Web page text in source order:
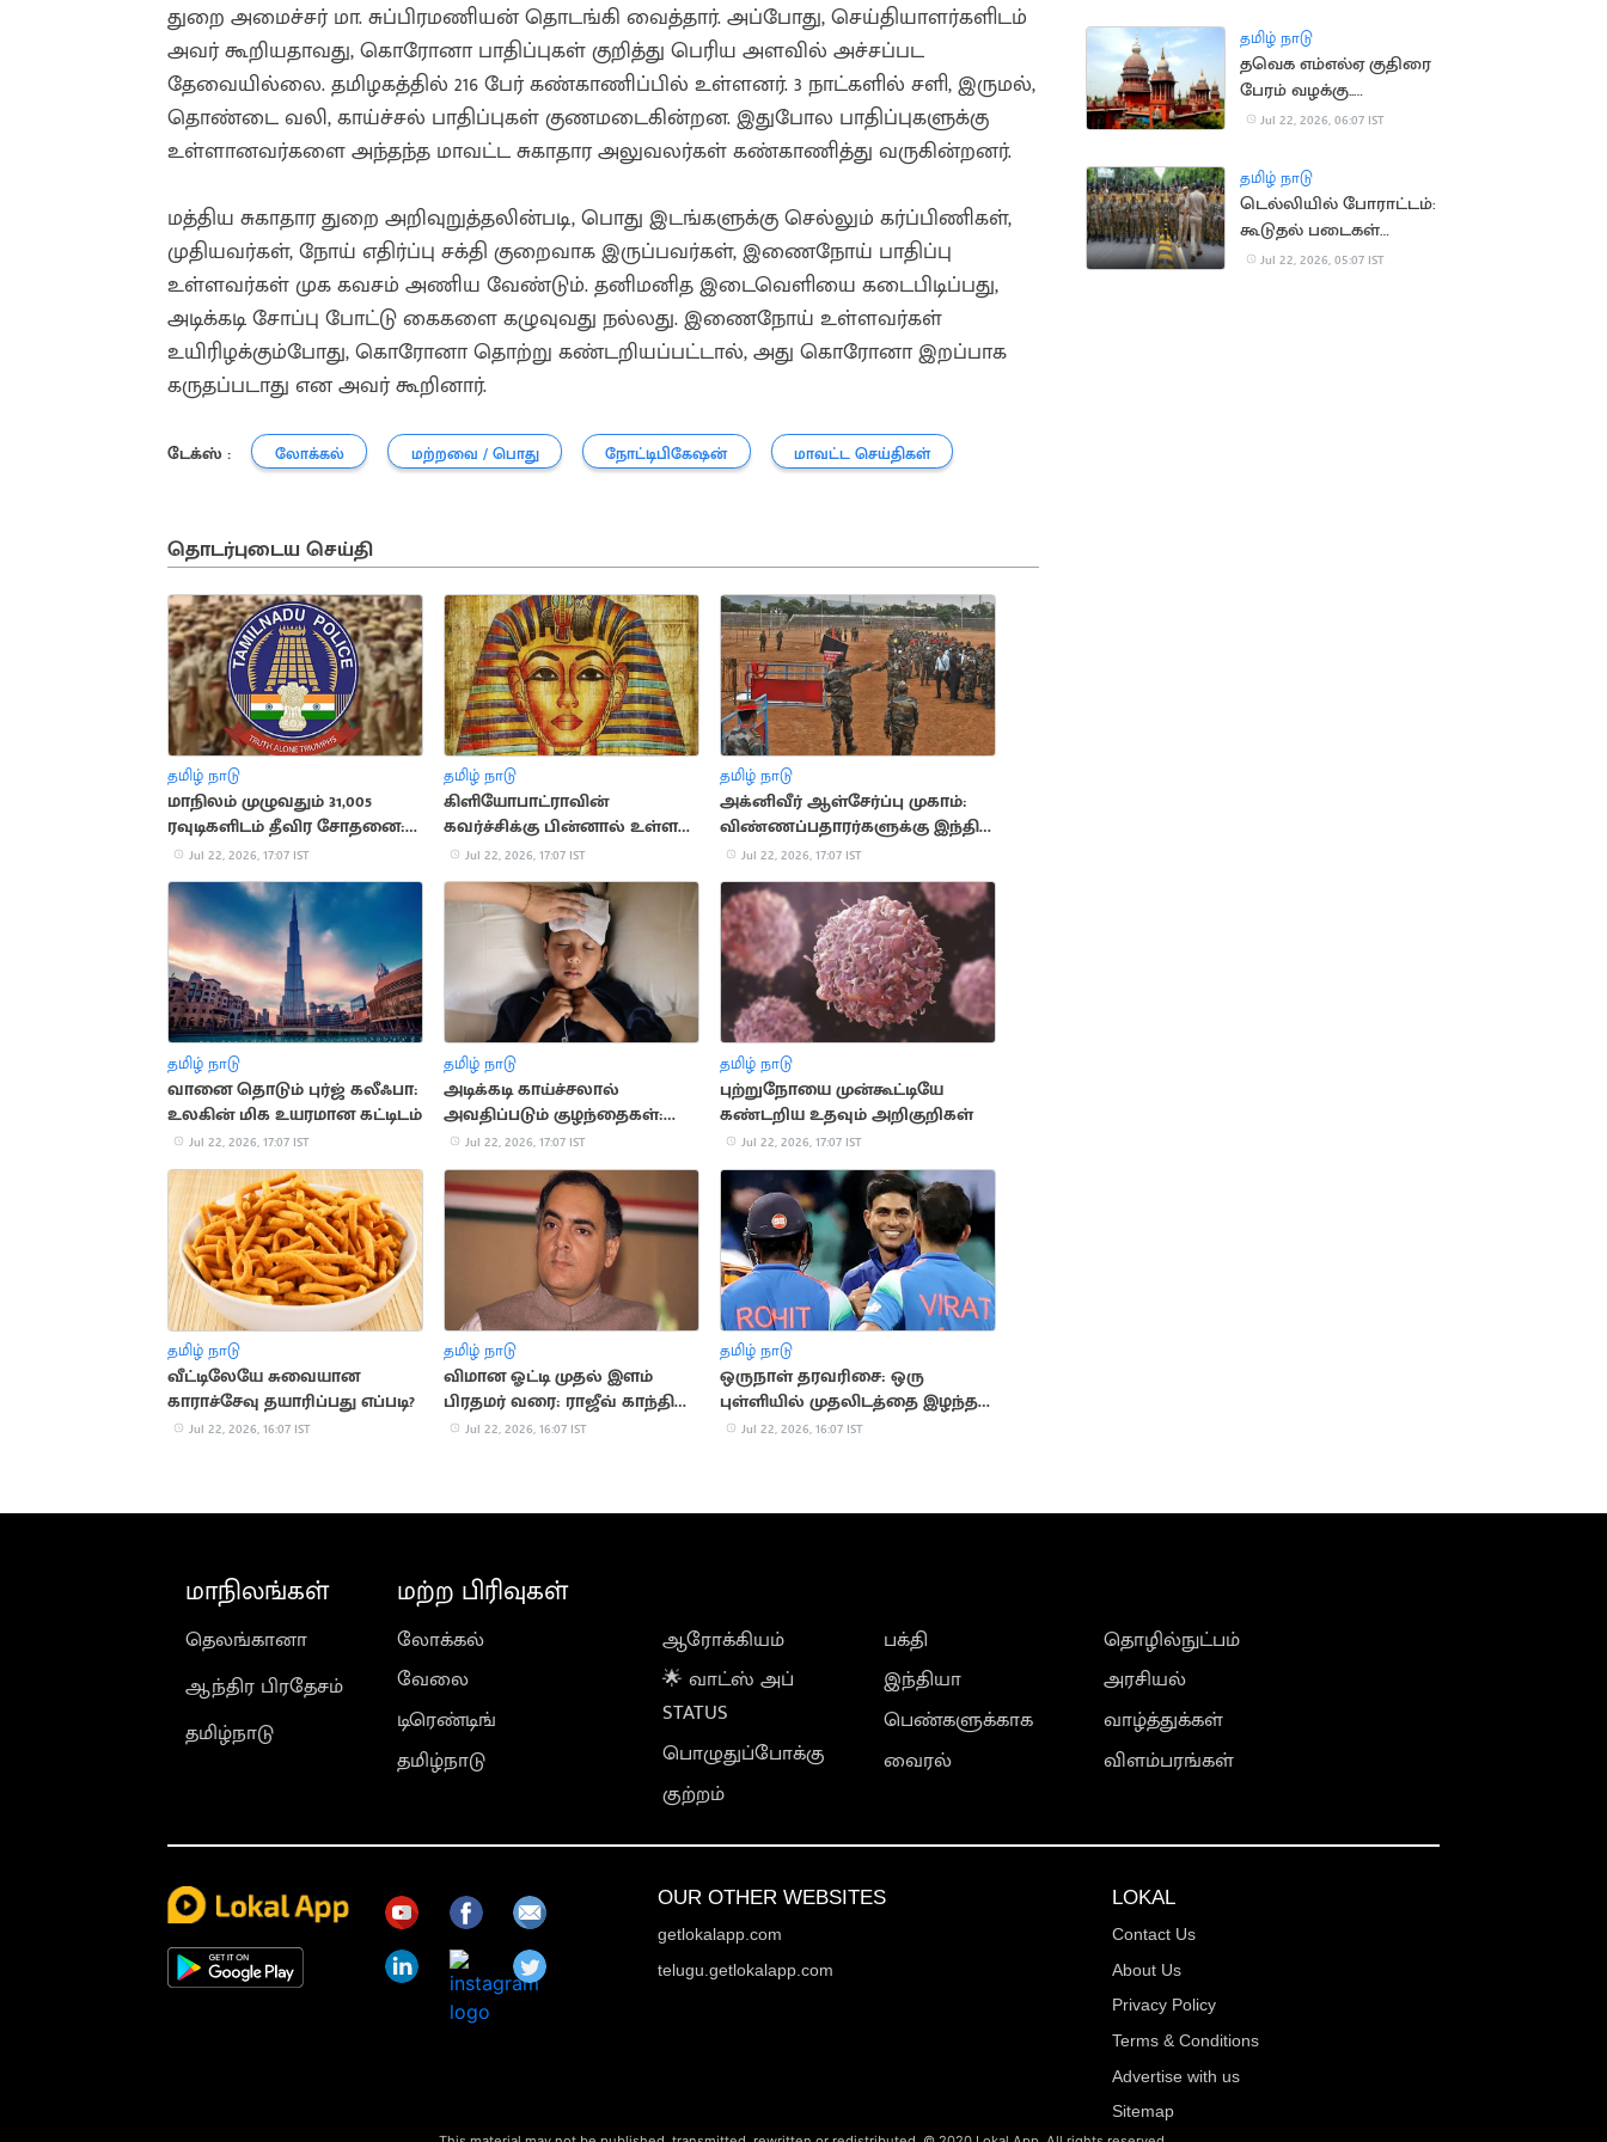
துறை அமைச்சர் மா. சுப்பிரமணியன் தொடங்கி வைத்தார். அப்போது, செய்தியாளர்களிடம்
அவர் கூறியதாவது, கொரோனா பாதிப்புகள் குறித்து பெரிய அளவில் அச்சப்பட
தேவையில்லை. தமிழகத்தில் 216 பேர் கண்காணிப்பில் உள்ளனர். 3 நாட்களில் சளி, இருமல்,
தொண்டை வலி, காய்ச்சல் பாதிப்புகள் குணமடைகின்றன. இதுபோல பாதிப்புகளுக்கு
உள்ளானவர்களை அந்தந்த மாவட்ட சுகாதார அலுவலர்கள் கண்காணித்து வருகின்றனர்.
மத்திய சுகாதார துறை அறிவுறுத்தலின்படி, பொது இடங்களுக்கு செல்லும் கர்ப்பிணிகள்,
முதியவர்கள், நோய் எதிர்ப்பு சக்தி குறைவாக இருப்பவர்கள், இணைநோய் பாதிப்பு
உள்ளவர்கள் முக கவசம் அணிய வேண்டும். தனிமனித இடைவெளியை கடைபிடிப்பது,
அடிக்கடி சோப்பு போட்டு கைகளை கழுவுவது நல்லது. இணைநோய் உள்ளவர்கள்
உயிரிழக்கும்போது, கொரோனா தொற்று கண்டறியப்பட்டால், அது கொரோனா இறப்பாக
கருதப்படாது என அவர் கூறினார்.
டேக்ஸ் : லோக்கல் மற்றவை / பொது நோட்டிபிகேஷன் மாவட்ட செய்திகள்
தொடர்புடைய செய்தி
தமிழ் நாடு
மாநிலம் முழுவதும் 31,005
ரவுடிகளிடம் தீவிர சோதனை:
காவல்துறை அறிக்கை
Jul 22, 2026, 17:07 IST
தமிழ் நாடு
கிளியோபாட்ராவின்
கவர்ச்சிக்கு பின்னால் உள்ள
சுவாரசியமான வரலாற்று
தகவல்கள்
Jul 22, 2026, 17:07 IST
தமிழ் நாடு
அக்னிவீர் ஆள்சேர்ப்பு முகாம்:
விண்ணப்பதாரர்களுக்கு இந்திய
ராணுவம் முக்கிய அறிவுறுத்தல்
Jul 22, 2026, 17:07 IST
தமிழ் நாடு
வானை தொடும் புர்ஜ் கலீஃபா:
உலகின் மிக உயரமான கட்டிடம்
Jul 22, 2026, 17:07 IST
தமிழ் நாடு
அடிக்கடி காய்ச்சலால்
அவதிப்படும் குழந்தைகள்:
முக்கிய காரணங்கள் இதோ
Jul 22, 2026, 17:07 IST
தமிழ் நாடு
புற்றுநோயை முன்கூட்டியே
கண்டறிய உதவும் அறிகுறிகள்
Jul 22, 2026, 17:07 IST
தமிழ் நாடு
வீட்டிலேயே சுவையான
காராச்சேவு தயாரிப்பது எப்படி?
Jul 22, 2026, 16:07 IST
தமிழ் நாடு
விமான ஓட்டி முதல் இளம்
பிரதமர் வரை: ராஜீவ் காந்தி
வரலாறு
Jul 22, 2026, 16:07 IST
தமிழ் நாடு
ஒருநாள் தரவரிசை: ஒரு
புள்ளியில் முதலிடத்தை இழந்த
கில்Jul 22, 2026, 16:07 IST
தமிழ் நாடு
தவெக எம்எல்ஏ குதிரை
பேரம் வழக்கு..
காவல்துறைக்கு
Jul 22, 2026, 06:07 IST
தமிழ் நாடு
டெல்லியில் போராட்டம்:
கூடுதல் படைகள்
வரவழைப்பு
Jul 22, 2026, 05:07 IST
மாநிலங்கள்
தெலங்கானா
ஆந்திர பிரதேசம்
தமிழ்நாடு
மற்ற பிரிவுகள்
லோக்கல்
வேலை
டிரெண்டிங்
தமிழ்நாடு
ஆரோக்கியம்
🌟 வாட்ஸ் அப்
STATUS
பொழுதுப்போக்கு
குற்றம்
பக்தி
இந்தியா
பெண்களுக்காக
வைரல்
தொழில்நுட்பம்
அரசியல்
வாழ்த்துக்கள்
விளம்பரங்கள்
OUR OTHER WEBSITES
getlokalapp.com
telugu.getlokalapp.com
LOKAL
Contact Us
About Us
Privacy Policy
Terms & Conditions
Advertise with us
Sitemap